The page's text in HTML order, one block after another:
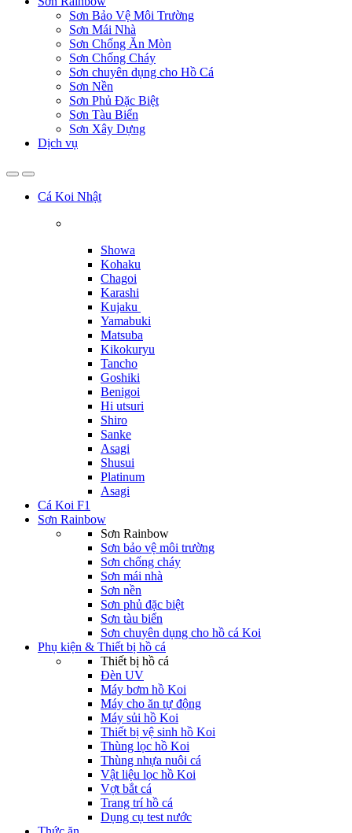
Sơn Bảo Vệ Môi Trường
Sơn Mái Nhà
Sơn Chống Ăn Mòn
Sơn Chống Cháy
Sơn chuyên dụng cho Hồ Cá
Sơn Nền
Sơn Phủ Đặc Biệt
Sơn Tàu Biển
Sơn Xây Dựng
Dịch vụ
Cá Koi Nhật
Showa
Kohaku
Chagoi
Karashi
Kujaku
Yamabuki
Matsuba
Kikokuryu
Tancho
Goshiki
Benigoi
Hi utsuri
Shiro
Sanke
Asagi
Shusui
Platinum
Asagi
Cá Koi F1
Sơn Rainbow
Sơn Rainbow
Sơn bảo vệ môi trường
Sơn chống cháy
Sơn mái nhà
Sơn nền
Sơn phủ đặc biệt
Sơn tàu biển
Sơn chuyên dụng cho hồ cá Koi
Phụ kiện & Thiết bị hồ cá
Thiết bị hồ cá
Đèn UV
Máy bơm hồ Koi
Máy cho ăn tự động
Máy sủi hồ Koi
Thiết bị vệ sinh hồ Koi
Thùng lọc hồ Koi
Thùng nhựa nuôi cá
Vật liệu lọc hồ Koi
Vợt bắt cá
Trang trí hồ cá
Dụng cụ test nước